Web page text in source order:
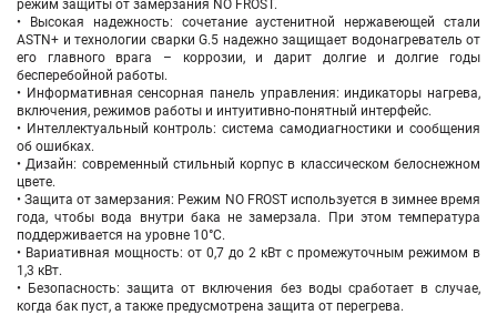
режим защиты от замерзания NO FROST.
• Высокая надежность: сочетание аустенитной нержавеющей стали
ASTN+ и технологии сварки G.5 надежно защищает водонагреватель от
его главного врага – коррозии, и дарит долгие и долгие годы
бесперебойной работы.
• Информативная сенсорная панель управления: индикаторы нагрева,
включения, режимов работы и интуитивно-понятный интерфейс.
• Интеллектуальный контроль: система самодиагностики и сообщения
об ошибках.
• Дизайн: современный стильный корпус в классическом белоснежном
цвете.
• Защита от замерзания: Режим NO FROST используется в зимнее время
года, чтобы вода внутри бака не замерзала. При этом температура
поддерживается на уровне 10°С.
• Вариативная мощность: от 0,7 до 2 кВт с промежуточным режимом в
1,3 кВт.
• Безопасность: защита от включения без воды сработает в случае,
когда бак пуст, а также предусмотрена защита от перегрева.